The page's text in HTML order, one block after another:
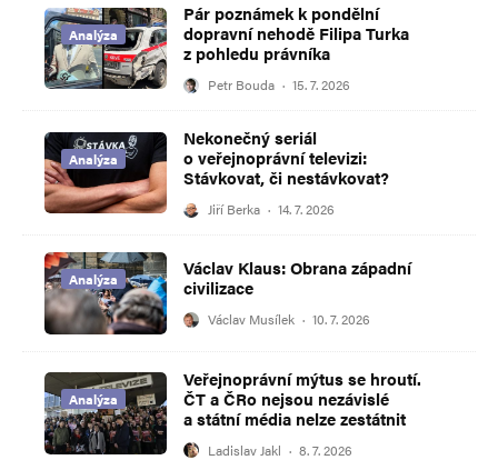
Analýza
Pár poznámek k pondělní
dopravní nehodě Filipa Turka
z pohledu právníka
Petr Bouda · 15. 7. 2026
Analýza
Nekonečný seriál
o veřejnoprávní televizi:
Stávkovat, či nestávkovat?
Jiří Berka · 14. 7. 2026
Analýza
Václav Klaus: Obrana západní
civilizace
Václav Musílek · 10. 7. 2026
Analýza
Veřejnoprávní mýtus se hroutí.
ČT a ČRo nejsou nezávislé
a státní média nelze zestátnit
Ladislav Jakl · 8. 7. 2026